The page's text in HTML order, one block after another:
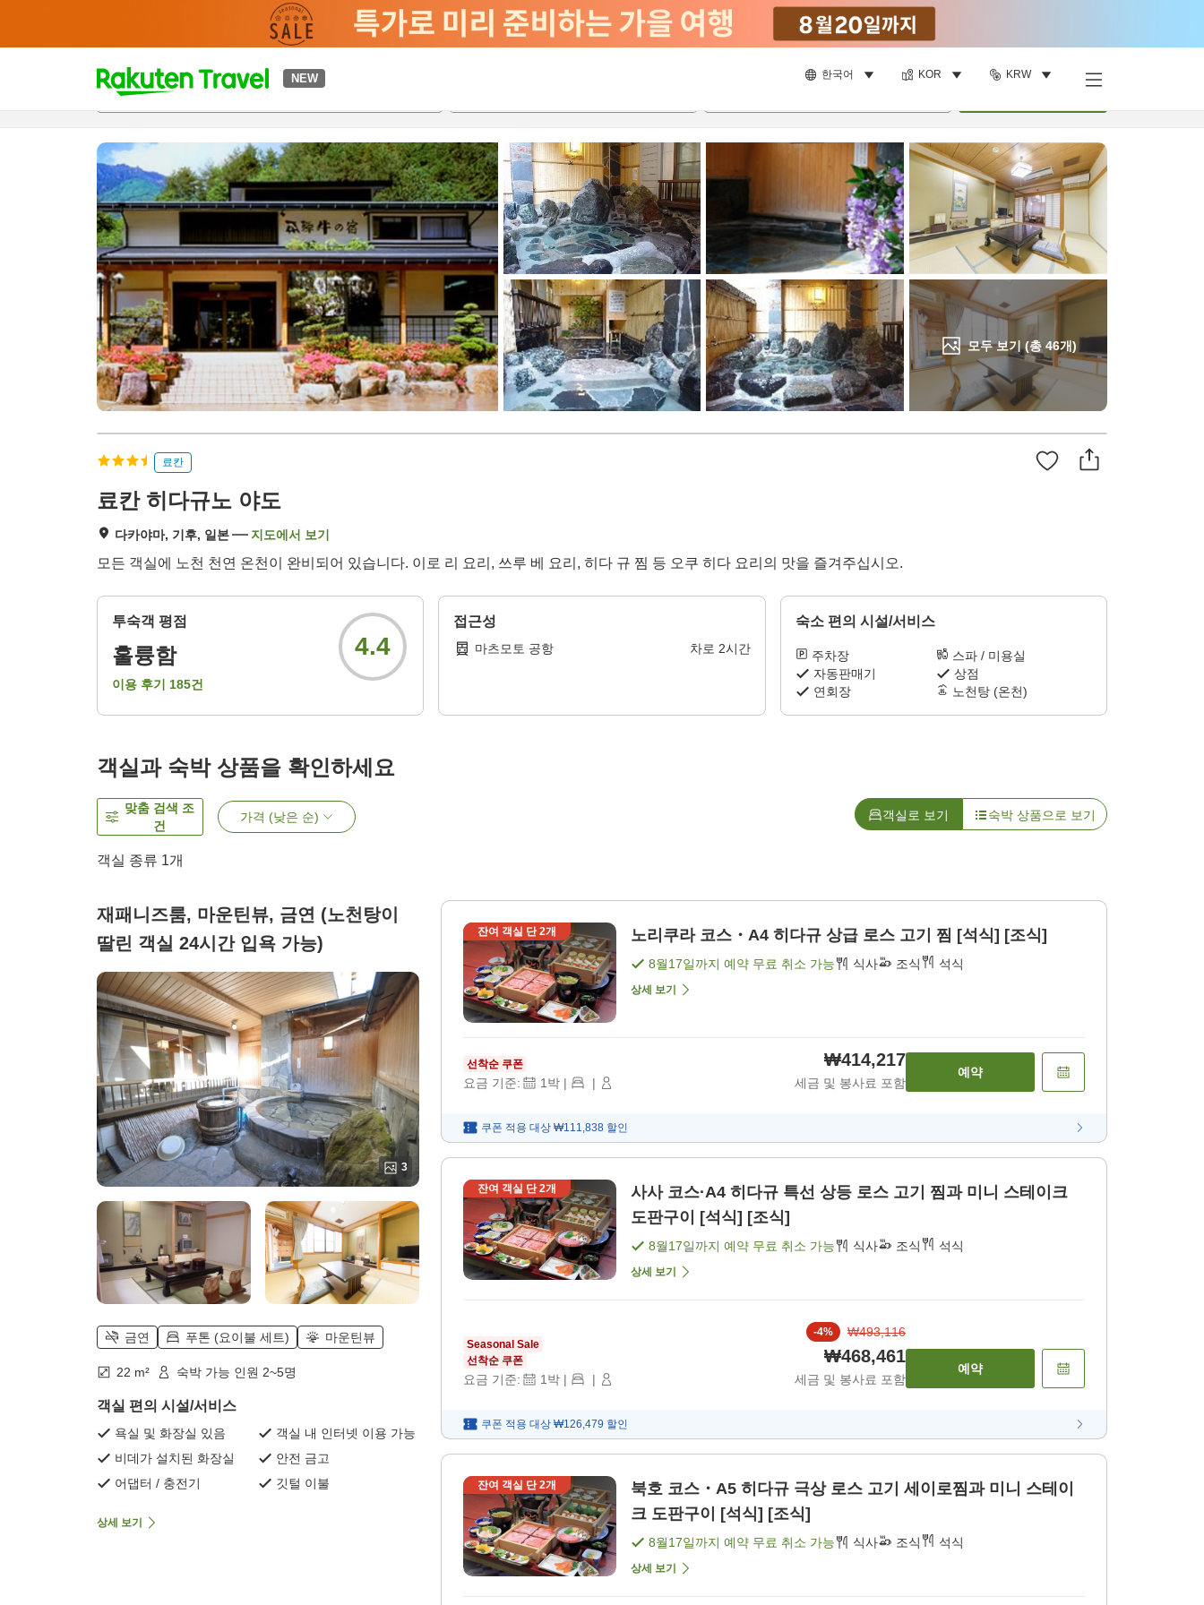
NEW 한국어 KOR KRW
t
p
a
g
e
_
s
e
a
r
c
모두 보기 (총46개)
개요객실 & 숙박 상품이용 후기 편의 시설/서비스
료칸
료칸 히다규노 야도
다카야마, 기후, 일본 지도에서 보기
모든 객실에 노천 천연 온천이 완비되어 있습니다. 이로 리 요리, 쓰루 베 요리, 히다 규 찜 등 오쿠 히다 요리의 맛을 즐겨주십시오.
투숙객 평점
훌륭함
이용 후기 185건
4.4
접근성
마츠모토 공항 차로 2시간
숙소 편의 시설/서비스
주차장
스파 / 미용실
자동판매기
상점
연회장
노천탕 (온천)
객실과 숙박 상품을 확인하세요
맞춤 검색 조
건
가격 (낮은 순) 객실로 보기 숙박 상품으로 보기
객실 종류 1개
재패니즈룸, 마운틴뷰, 금연 (노천탕이
딸린 객실 24시간 입욕 가능)
3
금연 푸톤 (요이불 세트) 마운틴뷰
22 m² 숙박 가능 인원 2~5명
객실 편의 시설/서비스
욕실 및 화장실 있음
객실 내 인터넷 이용 가능
비데가 설치된 화장실
안전 금고
어댑터 / 충전기
깃털 이불
상세 보기
잔여 객실 단2개 노리쿠라 코스・A4 히다규 상급 로스 고기 찜 [석식] [조식]
8월17일까지 예약 무료 취소 가능 식사 조식 석식
상세 보기
선착순 쿠폰
요금 기준: 1박 | |
₩414,217
세금 및 봉사료 포함
예약
쿠폰 적용 대상 ₩111,838 할인
잔여 객실 단2개
사사 코스·A4 히다규 특선 상등 로스 고기 찜과 미니 스테이크
도판구이 [석식] [조식]
8월17일까지 예약 무료 취소 가능 식사 조식 석식
상세 보기
Seasonal Sale
선착순 쿠폰
요금 기준: 1박 | |
-4% ₩493,116
₩468,461
세금 및 봉사료 포함
예약
쿠폰 적용 대상 ₩126,479 할인
잔여 객실 단2개
북호 코스・A5 히다규 극상 로스 고기 세이로찜과 미니 스테이
크 도판구이 [석식] [조식]
8월17일까지 예약 무료 취소 가능 식사 조식 석식
상세 보기